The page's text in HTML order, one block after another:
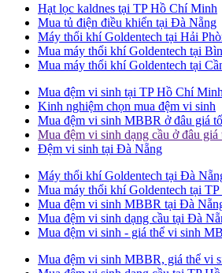
Hạt lọc kaldnes tại TP Hồ Chí Minh
Mua tủ điện điều khiển tại Đà Nẵng
Máy thổi khí Goldentech tại Hải
Mua máy thổi khí Goldentech tại
Mua máy thổi khí Goldentech tại
Mua đệm vi sinh tại TP Hồ Chí Minh
Kinh nghiệm chọn mua đệm vi sinh
Mua đệm vi sinh MBBR ở đâu giá
Mua đệm vi sinh dạng cầu ở đâu giá
Đệm vi sinh tại Đà Nẵng
Máy thổi khí Goldentech tại Đà
Mua máy thổi khí Goldentech tại
Mua đệm vi sinh MBBR tại Đà
Mua đệm vi sinh dạng cầu tại Đà
Mua đệm vi sinh - giá thể vi sinh
Mua đệm vi sinh MBBR, giá thể vi